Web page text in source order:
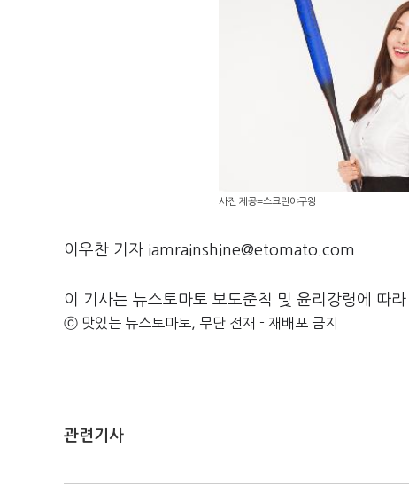
사진 제공=스크린야구왕
이우찬 기자 iamrainshine@etomato.com
이 기사는 뉴스토마토 보도준칙 및 윤리강령에 따
ⓒ 맛있는 뉴스토마토, 무단 전재 - 재배포 금지
관련기사